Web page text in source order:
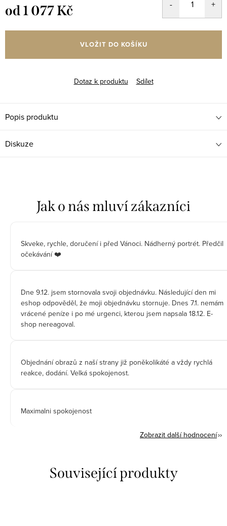
od1 077 Kč
VLOŽIT DO KOŠÍKU
Dotaz k produktu Sdílet
Popis produktu
Diskuze
Skveke, rychle, doručení i před Vánoci. Nádherný portrét. Předčil
očekávání ❤️
Dne 9.12. jsem stornovala svoji objednávku. Následující den mi
eshop odpověděl, že moji objednávku stornuje. Dnes 7.1. nemám
vrácené peníze i po mé urgenci, kterou jsem napsala 18.12. E-
shop nereagoval.
Objednání obrazů z naší strany již poněkolikáté a vždy rychlá
reakce, dodání. Velká spokojenost.
Maximalni spokojenost
Zobrazit další hodnocení
Související produkty